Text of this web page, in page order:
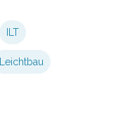
ILT
Leichtbau